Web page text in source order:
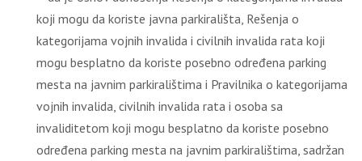
koji mogu da koriste javna parkirališta, Rešenja o
kategorijama vojnih invalida i civilnih invalida rata koji
mogu besplatno da koriste posebno određena parking
mesta na javnim parkiralištima i Pravilnika o kategorijama
vojnih invalida, civilnih invalida rata i osoba sa
invaliditetom koji mogu besplatno da koriste posebno
određena parking mesta na javnim parkiralištima, sadržan